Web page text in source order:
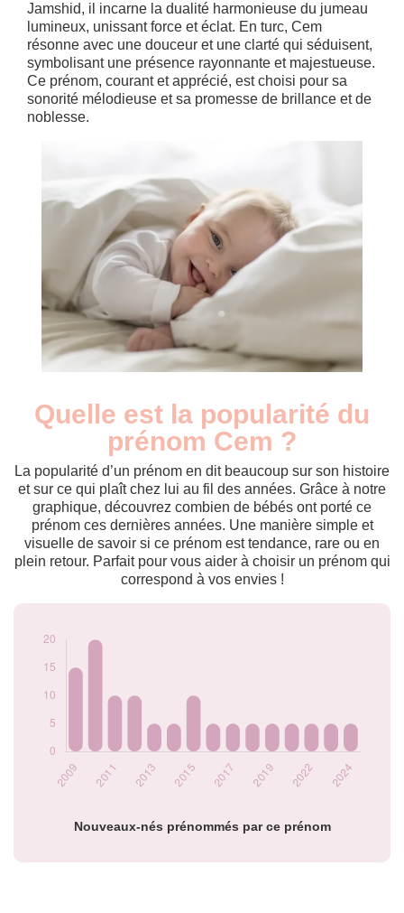
Jamshid, il incarne la dualité harmonieuse du jumeau
lumineux, unissant force et éclat. En turc, Cem
résonne avec une douceur et une clarté qui séduisent,
symbolisant une présence rayonnante et majestueuse.
Ce prénom, courant et apprécié, est choisi pour sa
sonorité mélodieuse et sa promesse de brillance et de
noblesse.
Quelle est la popularité du
prénom Cem ?
La popularité d’un prénom en dit beaucoup sur son histoire
et sur ce qui plaît chez lui au fil des années. Grâce à notre
graphique, découvrez combien de bébés ont porté ce
prénom ces dernières années. Une manière simple et
visuelle de savoir si ce prénom est tendance, rare ou en
plein retour. Parfait pour vous aider à choisir un prénom qui
correspond à vos envies !
Nouveaux-nés prénommés par ce prénom
Popularité du
prénom Cem par
Année
Nouveaux-
nés
2010
20
2011
10
2012
10
2013
5
2014
5
2015
10
2019
2020